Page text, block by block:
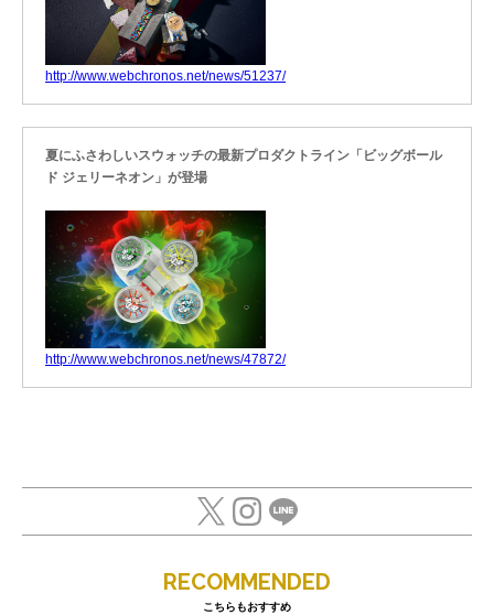
http://www.webchronos.net/news/51237/
夏にふさわしいスウォッチの最新プロダクトライン「ビッグボール
ド ジェリーネオン」が登場
http://www.webchronos.net/news/47872/
RECOMMENDED
こちらもおすすめ